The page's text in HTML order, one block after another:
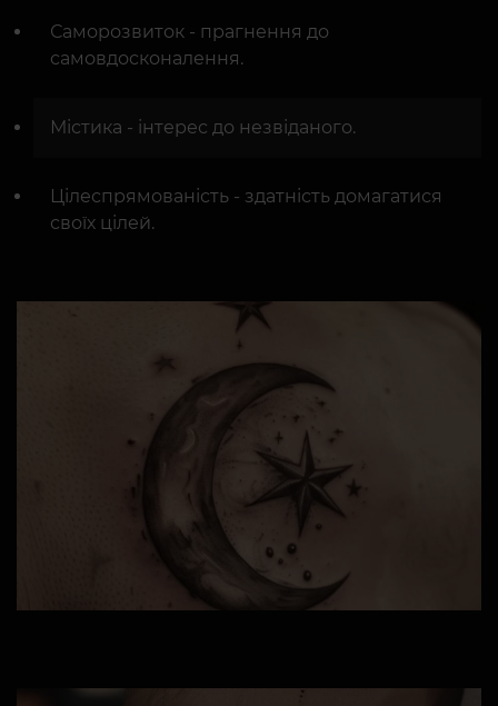
Саморозвиток - прагнення до
самовдосконалення.
Містика - інтерес до незвіданого.
Цілеспрямованість - здатність домагатися
своїх цілей.